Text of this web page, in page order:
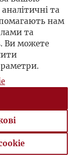
та
нам
та
Ви можете